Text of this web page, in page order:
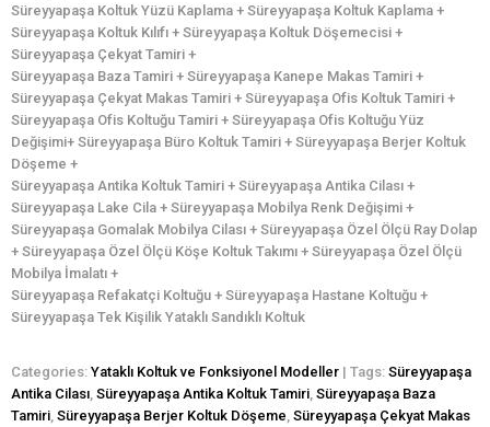
Süreyyapaşa Koltuk Yüzü Kaplama + Süreyyapaşa Koltuk Kaplama +
Süreyyapaşa Koltuk Kılıfı + Süreyyapaşa Koltuk Döşemecisi +
Süreyyapaşa Çekyat Tamiri +
Süreyyapaşa Baza Tamiri + Süreyyapaşa Kanepe Makas Tamiri +
Süreyyapaşa Çekyat Makas Tamiri + Süreyyapaşa Ofis Koltuk Tamiri +
Süreyyapaşa Ofis Koltuğu Tamiri + Süreyyapaşa Ofis Koltuğu Yüz
Değişimi+ Süreyyapaşa Büro Koltuk Tamiri + Süreyyapaşa Berjer Koltuk
Döşeme +
Süreyyapaşa Antika Koltuk Tamiri + Süreyyapaşa Antika Cilası +
Süreyyapaşa Lake Cila + Süreyyapaşa Mobilya Renk Değişimi +
Süreyyapaşa Gomalak Mobilya Cilası + Süreyyapaşa Özel Ölçü Ray Dolap
+ Süreyyapaşa Özel Ölçü Köşe Koltuk Takımı + Süreyyapaşa Özel Ölçü
Mobilya İmalatı +
Süreyyapaşa Refakatçi Koltuğu + Süreyyapaşa Hastane Koltuğu +
Süreyyapaşa Tek Kişilik Yataklı Sandıklı Koltuk
Categories: Yataklı Koltuk ve Fonksiyonel Modeller | Tags: Süreyyapaşa
Antika Cilası Süreyyapaşa Antika Koltuk Tamiri Süreyyapaşa Baza
Tamiri Süreyyapaşa Berjer Koltuk Döşeme Süreyyapaşa Çekyat Makas